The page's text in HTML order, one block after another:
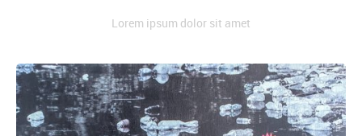
Lorem ipsum dolor sit amet